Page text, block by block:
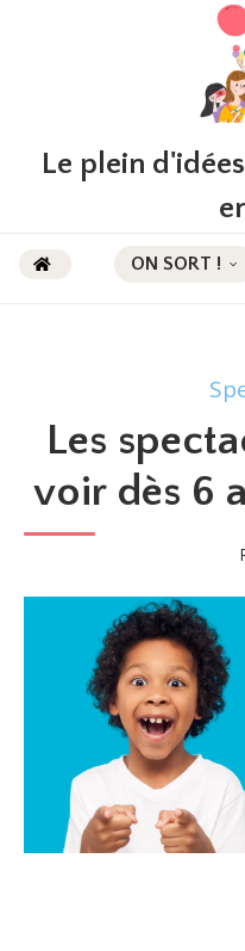
Le plein
ON SORT !
Les
voir dès 6